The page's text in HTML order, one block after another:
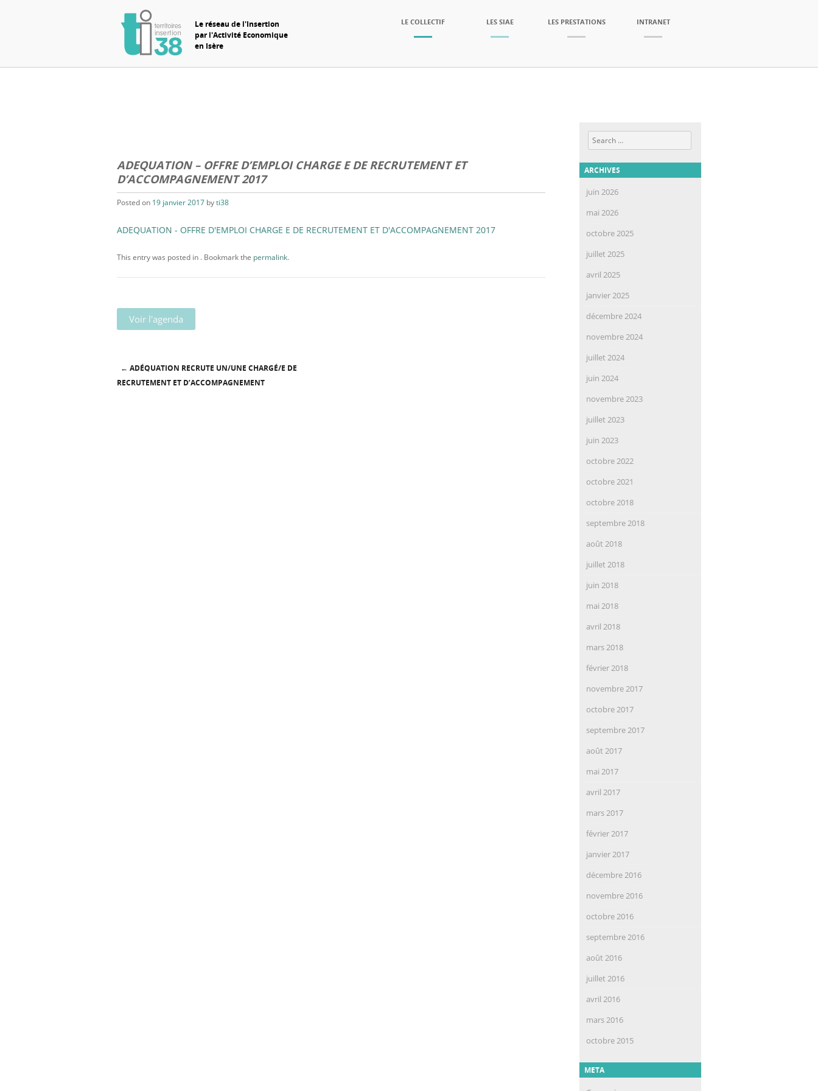
Le réseau de l'Insertion
par l'Activité Economique
en Isère
LE COLLECTIF LES SIAE LES PRESTATIONS INTRANET
ADEQUATION – OFFRE D’EMPLOI CHARGE E DE RECRUTEMENT ET
D’ACCOMPAGNEMENT 2017
Posted on 19 janvier 2017 byti38
ADEQUATION - OFFRE D'EMPLOI CHARGE E DE RECRUTEMENT ET D'ACCOMPAGNEMENT 2017
This entry was posted in . Bookmark the permalink.
Voir l'agenda
Post navigation
← ADÉQUATION RECRUTE UN/UNE CHARGÉ/E DE
RECRUTEMENT ET D’ACCOMPAGNEMENT
Search
ARCHIVES
juin 2026
mai 2026
octobre 2025
juillet 2025
avril 2025
janvier 2025
décembre 2024
novembre 2024
juillet 2024
juin 2024
novembre 2023
juillet 2023
juin 2023
octobre 2022
octobre 2021
octobre 2018
septembre 2018
août 2018
juillet 2018
juin 2018
mai 2018
avril 2018
mars 2018
février 2018
novembre 2017
octobre 2017
septembre 2017
août 2017
mai 2017
avril 2017
mars 2017
février 2017
janvier 2017
décembre 2016
novembre 2016
octobre 2016
septembre 2016
août 2016
juillet 2016
avril 2016
mars 2016
octobre 2015
META